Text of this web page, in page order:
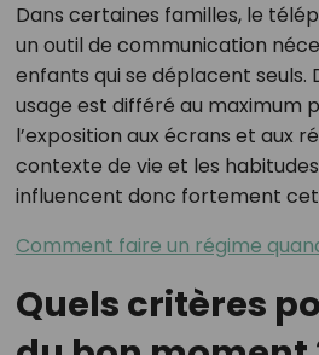
Dans certaines familles, le
un outil de communication
enfants qui se déplacent seuls.
usage est différé au maximum
l’exposition aux écrans et aux
contexte de vie et les
influencent donc fortement
Comment faire un régime
Quels critères